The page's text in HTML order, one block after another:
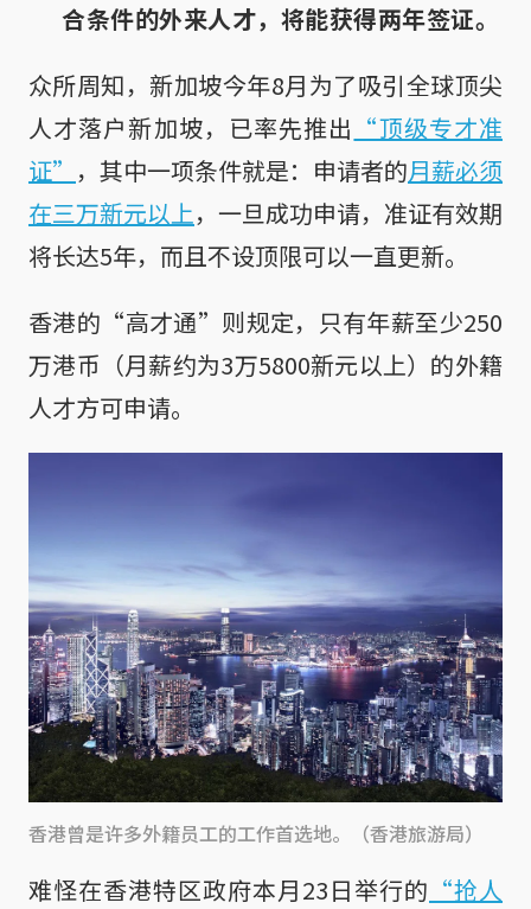
合条件的外来人才，将能获得两年签证。
众所周知，新加坡今年8月为了吸引全球顶尖
人才落户新加坡，已率先推出 “顶级专才准
证” ，其中一项条件就是：申请者的月薪必须
在三万新元以上，一旦成功申请，准证有效期
将长达5年，而且不设顶限可以一直更新。
香港的“高才通”则规定，只有年薪至少250
万港币（月薪约为3万5800新元以上）的外籍
人才方可申请。
香港曾是许多外籍员工的工作首选地。（香港旅游局）
难怪在香港特区政府本月23日举行的 “抢人